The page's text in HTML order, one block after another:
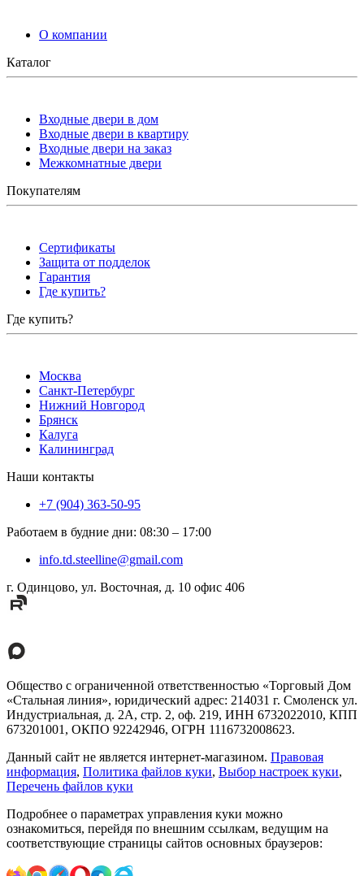
О компании
Каталог
Входные двери в дом
Входные двери в квартиру
Входные двери на заказ
Межкомнатные двери
Покупателям
Сертификаты
Защита от подделок
Гарантия
Где купить?
Где купить?
Москва
Санкт-Петербург
Нижний Новгород
Брянск
Калуга
Калининград
Наши контакты
+7 (904) 363-50-95
Работаем в будние дни: 08:30 – 17:00
info.td.steelline@gmail.com
г. Одинцово, ул. Восточная, д. 10 офис 406
Общество с ограниченной ответственностью «Торговый Дом
«Стальная линия», юридический адрес: 214031 г. Смоленск ул.
Индустриальная, д. 2А, стр. 2, оф. 219, ИНН 6732022010, КПП
673201001, ОКПО 92242946, ОГРН 1116732008623.
Данный сайт не является интернет-магазином. Правовая
информация, Политика файлов куки, Выбор настроек куки,
Перечень файлов куки
Подробнее о параметрах управления куки можно
ознакомиться, перейдя по внешним ссылкам, ведущим на
соответствующие страницы сайтов основных браузеров: